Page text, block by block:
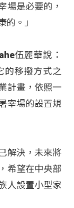
場是必要的，
。」
伍麗華說：
的移撥方式之
計畫，依照一
宰場的設置規
解決，未來將
希望在中央部
人設置小型家